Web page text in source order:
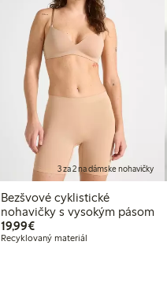
3 za 2 na dámske nohavičky
Bezšvové cyklistické
nohavičky s vysokým pásom
19,99€19,99 €
Recyklovaný materiál